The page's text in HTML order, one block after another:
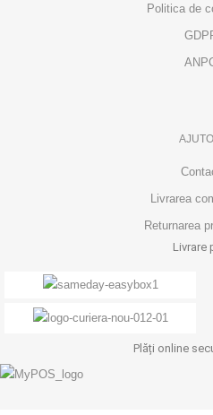
Politica de
Livrarea
Returnarea
Livrare
Plăți online